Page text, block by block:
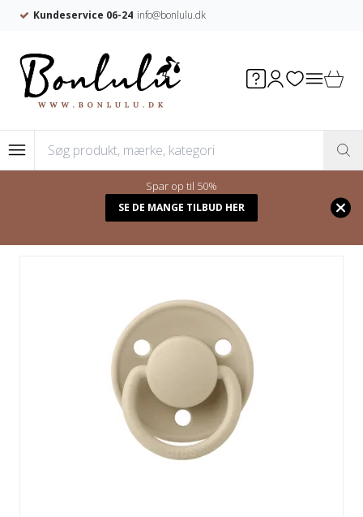
Kundeservice 06-24 info@bonlulu.dk
Spar op til 50%
SE DE MANGE TILBUD HER
/ SUTTER / BIBS - De Lux /